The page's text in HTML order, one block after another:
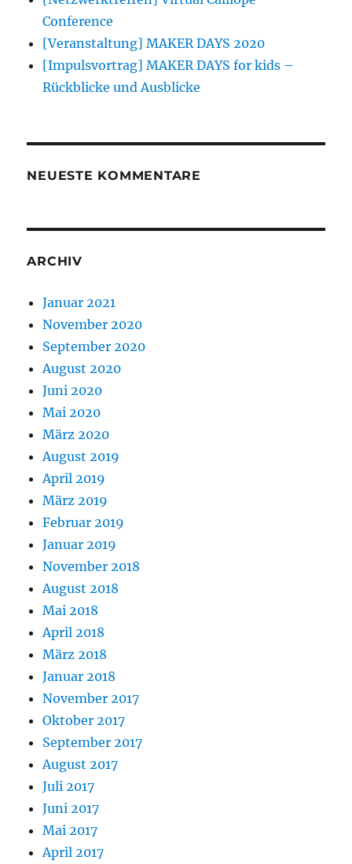
Conference
[Veranstaltung] MAKER DAYS 2020
[Impulsvortrag] MAKER DAYS for kids –
Rückblicke und Ausblicke
NEUESTE KOMMENTARE
ARCHIV
Januar 2021
November 2020
September 2020
August 2020
Juni 2020
Mai 2020
März 2020
August 2019
April 2019
März 2019
Februar 2019
Januar 2019
November 2018
August 2018
Mai 2018
April 2018
März 2018
Januar 2018
November 2017
Oktober 2017
September 2017
August 2017
Juli 2017
Juni 2017
Mai 2017
April 2017